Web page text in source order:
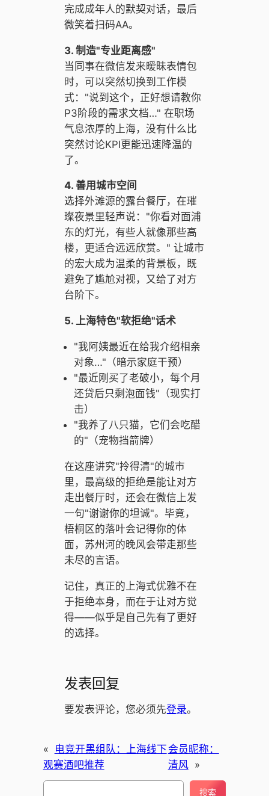
完成成年人的默契对话，最后
微笑着扫码AA。
3. 制造"专业距离感"
当同事在微信发来暧昧表情包
时，可以突然切换到工作模
式："说到这个，正好想请教你
P3阶段的需求文档…" 在职场
气息浓厚的上海，没有什么比
突然讨论KPI更能迅速降温的
了。
4. 善用城市空间
选择外滩源的露台餐厅，在璀
璨夜景里轻声说："你看对面浦
东的灯光，有些人就像那些高
楼，更适合远远欣赏。" 让城市
的宏大成为温柔的背景板，既
避免了尴尬对视，又给了对方
台阶下。
5. 上海特色"软拒绝"话术
"我阿姨最近在给我介绍相亲
对象…"（暗示家庭干预）
"最近刚买了老破小，每个月
还贷后只剩泡面钱"（现实打
击）
"我养了八只猫，它们会吃醋
的"（宠物挡箭牌）
在这座讲究"拎得清"的城市
里，最高级的拒绝是能让对方
走出餐厅时，还会在微信上发
一句"谢谢你的坦诚"。毕竟，
梧桐区的落叶会记得你的体
面，苏州河的晚风会带走那些
未尽的言语。
记住，真正的上海式优雅不在
于拒绝本身，而在于让对方觉
得——似乎是自己先有了更好
的选择。
发表回复
要发表评论，您必须先登录。
«
电竞开黑组队：上海线下
观赛酒吧推荐
会员昵称：
清风 »
搜
搜索